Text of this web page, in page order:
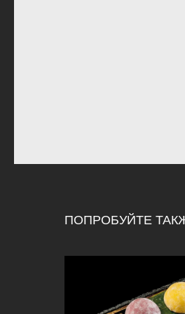
ПОПРОБУЙТЕ